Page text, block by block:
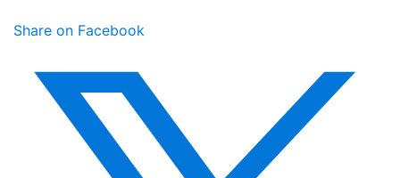
Share on Facebook